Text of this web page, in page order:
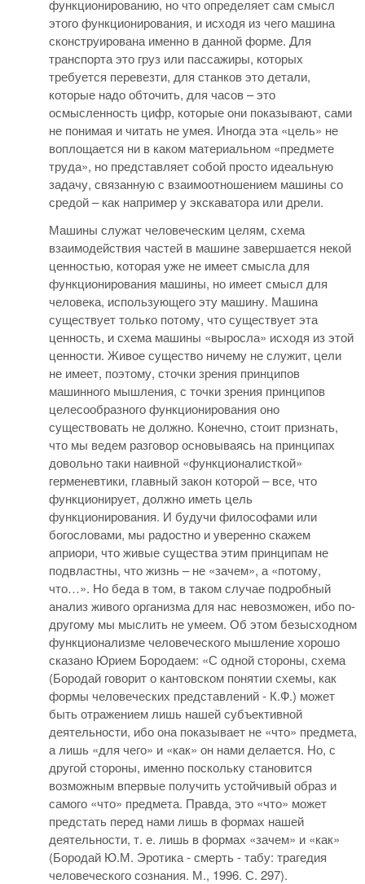
функционированию, но что определяет сам смысл
этого функционирования, и исходя из чего машина
сконструирована именно в данной форме. Для
транспорта это груз или пассажиры, которых
требуется перевезти, для станков это детали,
которые надо обточить, для часов – это
осмысленность цифр, которые они показывают, сами
не понимая и читать не умея. Иногда эта «цель» не
воплощается ни в каком материальном «предмете
труда», но представляет собой просто идеальную
задачу, связанную с взаимоотношением машины со
средой – как например у экскаватора или дрели.
Машины служат человеческим целям, схема
взаимодействия частей в машине завершается некой
ценностью, которая уже не имеет смысла для
функционирования машины, но имеет смысл для
человека, использующего эту машину. Машина
существует только потому, что существует эта
ценность, и схема машины «выросла» исходя из этой
ценности. Живое существо ничему не служит, цели
не имеет, поэтому, сточки зрения принципов
машинного мышления, с точки зрения принципов
целесообразного функционирования оно
существовать не должно. Конечно, стоит признать,
что мы ведем разговор основываясь на принципах
довольно таки наивной «функционалисткой»
герменевтики, главный закон которой – все, что
функционирует, должно иметь цель
функционирования. И будучи философами или
богословами, мы радостно и уверенно скажем
априори, что живые существа этим принципам не
подвластны, что жизнь – не «зачем», а «потому,
что…». Но беда в том, в таком случае подробный
анализ живого организма для нас невозможен, ибо по-
другому мы мыслить не умеем. Об этом безысходном
функционализме человеческого мышление хорошо
сказано Юрием Бородаем: «С одной стороны, схема
(Бородай говорит о кантовском понятии схемы, как
формы человеческих представлений - К.Ф.) может
быть отражением лишь нашей субъективной
деятельности, ибо она показывает не «что» предмета,
а лишь «для чего» и «как» он нами делается. Но, с
другой стороны, именно поскольку становится
возможным впервые получить устойчивый образ и
самого «что» предмета. Правда, это «что» может
предстать перед нами лишь в формах нашей
деятельности, т. е. лишь в формах «зачем» и «как»
(Бородай Ю.М. Эротика - смерть - табу: трагедия
человеческого сознания. М., 1996. С. 297).